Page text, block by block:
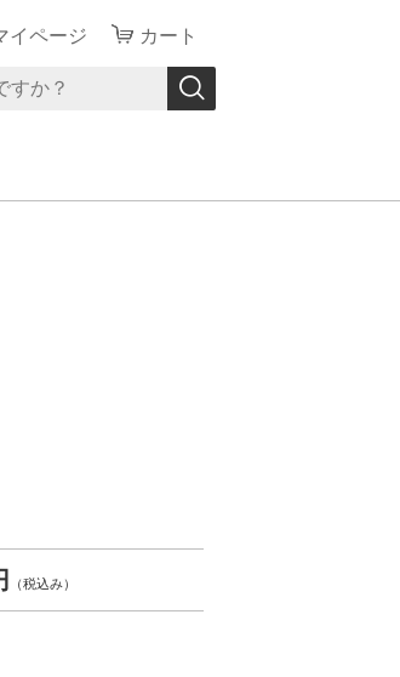
イページ カート
（税込み）